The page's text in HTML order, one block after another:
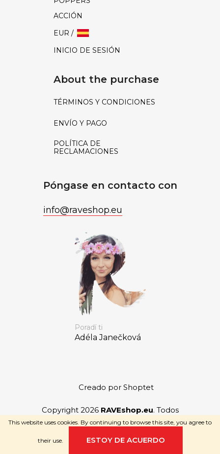
This website uses cookies. By continuing to browse this site, you agree to
their use. ESTOY DE ACUERDO
ACCIÓN
EUR /
INICIO DE SESIÓN
About the purchase
TÉRMINOS Y CONDICIONES
ENVÍO Y PAGO
POLÍTICA DE
RECLAMACIONES
Póngase en contacto con
info@raveshop.eu
Poradí ti
Adéla Janečková
Creado por Shoptet
Copyright 2026 RAVEshop.eu. Todos
los derechos reservados.